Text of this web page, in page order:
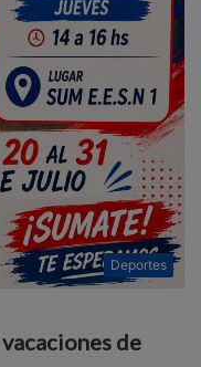
Deportes
de